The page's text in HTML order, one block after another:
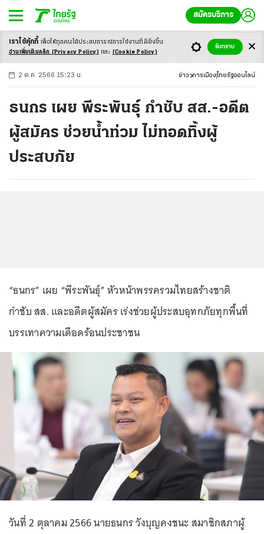
สมัครบริการ
-ก ก ก+
2 ต.ค. 2566 15:23 น. ข่าว การเมือง ไทยรัฐออนไลน์
ธนกร เผย พีระพันธุ์ กำชับ สส.-อดีต
ผู้สมัคร ช่วยน้ำท่วม ไม่ทอดทิ้งผู้
ประสบภัย
“ธนกร” เผย “พีระพันธุ์” หัวหน้าพรรครวมไทยสร้างชาติ
กำชับ สส. และอดีตผู้สมัคร เร่งช่วยผู้ประสบอุทกภัยทุกพื้นที่
บรรเทาความเดือดร้อนประชาชน
วันที่ 2 ตุลาคม 2566 นายธนกร วังบุญคงชนะ สมาชิกสภาผู้
เราใช้คุ้กกี้ เพื่อให้ทุกคนได้ประสบการณ์การใช้งานที่ดียิ่งขึ้น
อ่านเพิ่มเติมคลิก (Privacy Policy) และ (Cookie Policy)
รับทราบ